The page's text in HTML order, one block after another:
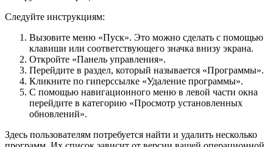
Следуйте инструкциям:
Вызовите меню «Пуск». Это можно сделать с помощью
клавиши или соответствующего значка внизу экрана.
Откройте «Панель управления».
Перейдите в раздел, который называется «Программы».
Кликните по гиперссылке «Удаление программы».
С помощью навигационного меню в левой части окна
перейдите в категорию «Просмотр установленных
обновлений».
Здесь пользователям потребуется найти и удалить несколько